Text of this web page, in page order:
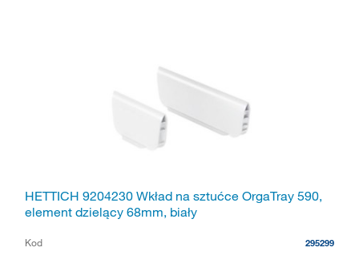
HETTICH 9204230 Wkład na sztućce OrgaTray 590,
element dzielący 68mm, biały
Kod 295299